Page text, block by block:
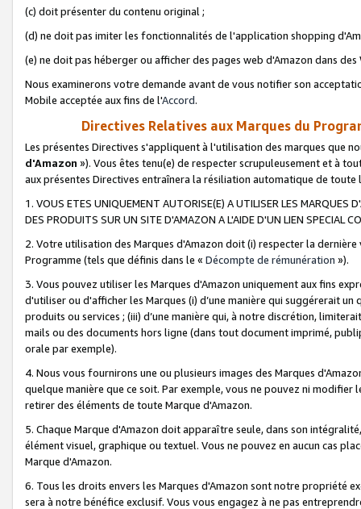
(c) doit présenter du contenu original ;
(d) ne doit pas imiter les fonctionnalités de l'application shopping
(e) ne doit pas héberger ou afficher des pages web d'Amazon dans
Nous examinerons votre demande avant de vous notifier son
Mobile acceptée aux fins de l'Accord.
Directives Relatives aux Marques du
Les présentes Directives s'appliquent à l'utilisation des marques que
d'Amazon »). Vous êtes tenu(e) de respecter scrupuleusement et à
aux présentes Directives entraînera la résiliation automatique de
1. VOUS ETES UNIQUEMENT AUTORISE(E) A UTILISER LES MARQUES
DES PRODUITS SUR UN SITE D'AMAZON A L'AIDE D'UN LIEN SPECIAL
2. Votre utilisation des Marques d'Amazon doit (i) respecter la
Programme (tels que définis dans le « Décompte de rémunération »).
3. Vous pouvez utiliser les Marques d'Amazon uniquement aux fins
d'utiliser ou d'afficher les Marques (i) d’une manière qui suggérerait
produits ou services ; (iii) d’une manière qui, à notre discrétion,
mails ou des documents hors ligne (dans tout document imprimé,
orale par exemple).
4. Nous vous fournirons une ou plusieurs images des Marques
quelque manière que ce soit. Par exemple, vous ne pouvez ni
retirer des éléments de toute Marque d'Amazon.
5. Chaque Marque d'Amazon doit apparaître seule, dans son
élément visuel, graphique ou textuel. Vous ne pouvez en aucun cas
Marque d'Amazon.
6. Tous les droits envers les Marques d'Amazon sont notre propriété
sera à notre bénéfice exclusif. Vous vous engagez à ne pas